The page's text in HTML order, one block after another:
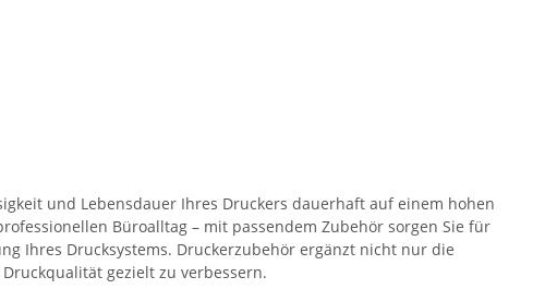
und Lebensdauer Ihres Druckers dauerhaft auf einem hohen
Büroalltag – mit passendem Zubehör sorgen Sie für
Ihres Drucksystems. Druckerzubehör ergänzt nicht nur die
gezielt zu verbessern.